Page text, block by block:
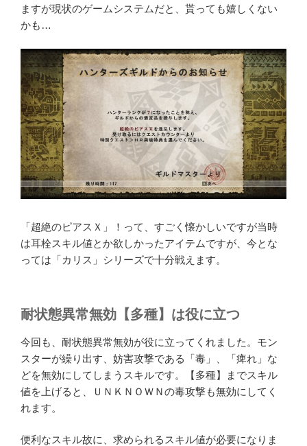
ますが現状のゲームシステムだと、貰っても嬉しくない
かも…
「超絶のピアスＸ」！って、すごく懐かしいですが当時
は耳栓スキル値とか欲しかったアイテムですが、今とな
っては「カリス」シリーズで十分戦えます。
耐状態異常無効【多種】は役に立つ
今回も、耐状態異常無効が役に立ってくれました。モン
スターが繰り出す、妨害攻撃である「毒」、「痺れ」な
どを無効にしてしまうスキルです。【多種】までスキル
値を上げると、ＵＮＫＮＯＷＮの毒攻撃も無効にしてく
れます。
便利なスキル故に、求められるスキル値が必要になりま